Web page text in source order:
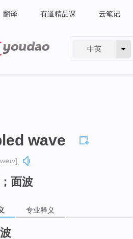
翻译 有道精品课 云笔记
中英
wave
面波
专业释义